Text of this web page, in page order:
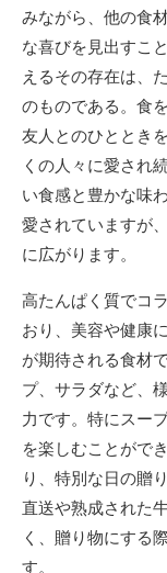
みながら、他の食
な喜びを見出すこ
えるその存在は、
のものである。食
友人とのひととき
くの人々に愛され
い食感と豊かな味
愛されていますが
に広がります。
高たんぱく質でコ
おり、美容や健康
が期待される食材
プ、サラダなど、
力です。特にスー
を楽しむことがで
り、特別な日の贈
直送や熟成された
く、贈り物にする
す。